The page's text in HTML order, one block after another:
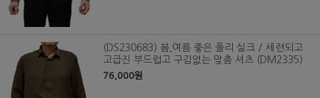
(DS230683) 봄,여름 좋은 폴리 실크 / 세련되고
고급진 부드럽고 구김없는 맞춤 셔츠 (DM2335)
76,000원